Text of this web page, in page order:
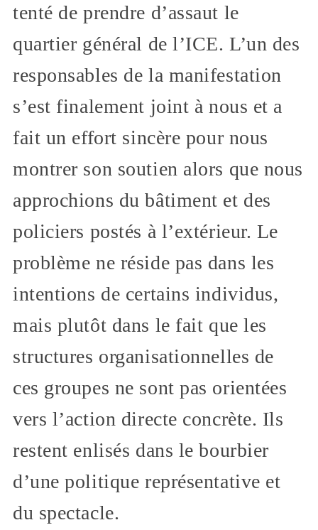
tenté de prendre d’assaut le
quartier général de l’ICE. L’un des
responsables de la manifestation
s’est finalement joint à nous et a
fait un effort sincère pour nous
montrer son soutien alors que nous
approchions du bâtiment et des
policiers postés à l’extérieur. Le
problème ne réside pas dans les
intentions de certains individus,
mais plutôt dans le fait que les
structures organisationnelles de
ces groupes ne sont pas orientées
vers l’action directe concrète. Ils
restent enlisés dans le bourbier
d’une politique représentative et
du spectacle.